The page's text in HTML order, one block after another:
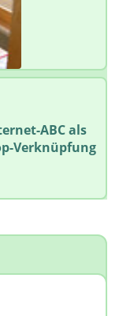
ABC als
Verknüpfung